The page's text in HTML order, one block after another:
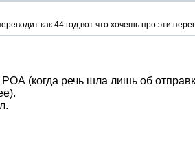
как 44 год,вот что хочешь про эти
(когда речь шла лишь об